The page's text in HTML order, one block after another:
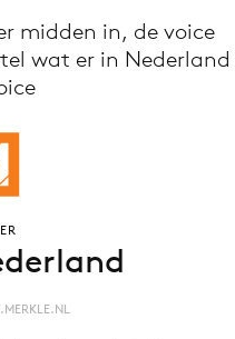
app
midden in, de voice
wat er in Nederland